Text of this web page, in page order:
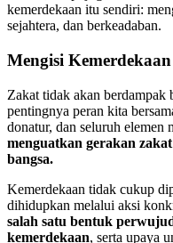
kemerdekaan itu sendiri:
sejahtera, dan berkeadaban.
Mengisi
Zakat tidak akan berdampak
pentingnya peran kita
donatur, dan seluruh
menguatkan gerakan
bangsa.
Kemerdekaan tidak cukup
dihidupkan melalui aksi
salah satu bentuk
kemerdekaan, serta upaya